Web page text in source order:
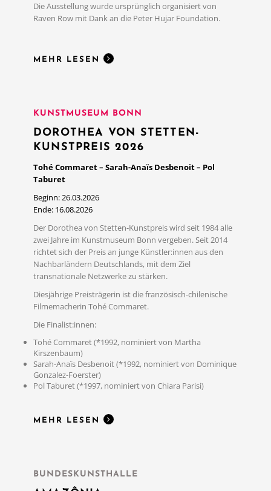
Die Ausstellung wurde ursprünglich organisiert von
Raven Row mit Dank an die Peter Hujar Foundation.
MEHR LESEN
KUNSTMUSEUM BONN
DOROTHEA VON STETTEN-
KUNSTPREIS 2026
Tohé Commaret – Sarah-Anaïs Desbenoit – Pol
Taburet
Beginn: 26.03.2026
Ende: 16.08.2026
Der Dorothea von Stetten-Kunstpreis wird seit 1984 alle
zwei Jahre im Kunstmuseum Bonn vergeben. Seit 2014
richtet sich der Preis an junge Künstler:innen aus den
Nachbarländern Deutschlands, mit dem Ziel
transnationale Netzwerke zu stärken.
Diesjährige Preisträgerin ist die französisch-chilenische
Filmemacherin Tohé Commaret.
Die Finalist:innen:
Tohé Commaret (*1992, nominiert von Martha
Kirszenbaum)
Sarah-Anaïs Desbenoit (*1992, nominiert von Dominique
Gonzalez-Foerster)
Pol Taburet (*1997, nominiert von Chiara Parisi)
MEHR LESEN
MEHR LESEN
BUNDESKUNSTHALLE